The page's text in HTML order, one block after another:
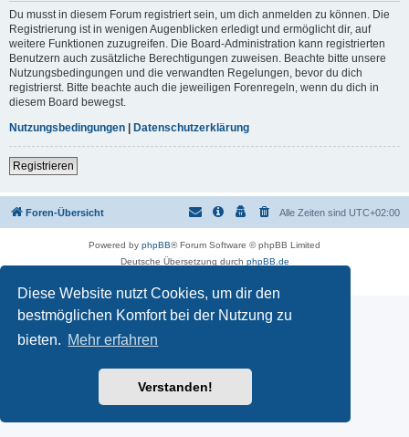
Diese Website nutzt Cookies, um dir den
bestmöglichen Komfort bei der Nutzung zu
bieten. Mehr erfahren
Verstanden!
Du musst in diesem Forum registriert sein, um dich anmelden zu können. Die
Registrierung ist in wenigen Augenblicken erledigt und ermöglicht dir, auf
weitere Funktionen zuzugreifen. Die Board-Administration kann registrierten
Benutzern auch zusätzliche Berechtigungen zuweisen. Beachte bitte unsere
Nutzungsbedingungen und die verwandten Regelungen, bevor du dich
registrierst. Bitte beachte auch die jeweiligen Forenregeln, wenn du dich in
diesem Board bewegst.
Nutzungsbedingungen | Datenschutzerklärung
Registrieren
Foren-Übersicht Alle Zeiten sind UTC+02:00
Powered by phpBB® Forum Software © phpBB Limited
Deutsche Übersetzung durch phpBB.de